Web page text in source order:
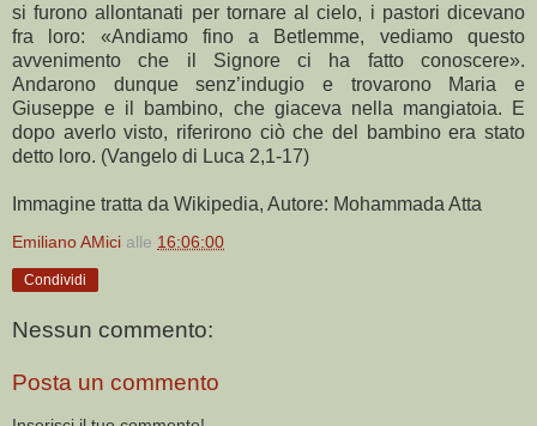
si furono allontanati per tornare al cielo, i pastori dicevano
fra loro: «Andiamo fino a Betlemme, vediamo questo
avvenimento che il Signore ci ha fatto conoscere».
Andarono dunque senz’indugio e trovarono Maria e
Giuseppe e il bambino, che giaceva nella mangiatoia. E
dopo averlo visto, riferirono ciò che del bambino era stato
detto loro. (Vangelo di Luca 2,1-17)
Immagine tratta da Wikipedia, Autore: Mohammada Atta
Emiliano AMici alle 16:06:00
Condividi
Nessun commento:
Posta un commento